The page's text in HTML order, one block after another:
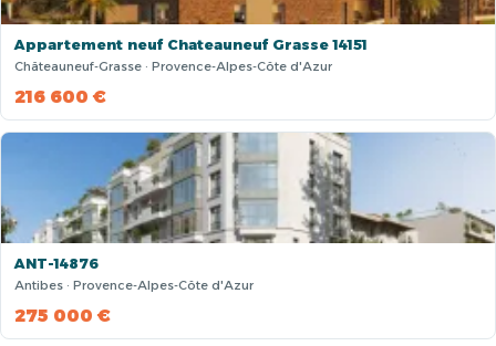
Appartement neuf Chateauneuf Grasse 14151
Châteauneuf-Grasse · Provence-Alpes-Côte d'Azur
216 600 €
ANT-14876
Antibes · Provence-Alpes-Côte d'Azur
275 000 €